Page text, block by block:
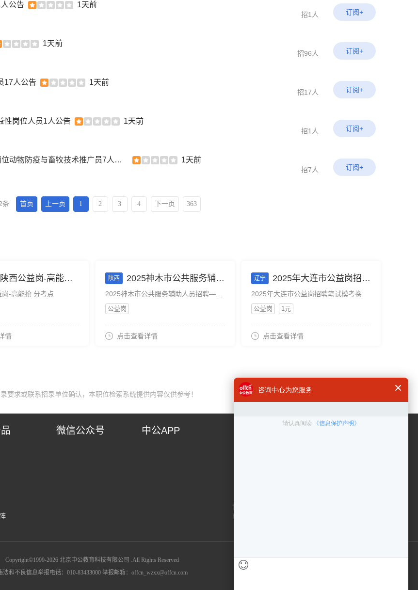
公告 1天前
招1人 订阅+
1天前
招96人 订阅+
17人公告 1天前
招17人 订阅+
性岗位人员1人公告 1天前
招1人 订阅+
2026湖北荆州市公安县招聘乡镇公益性服务“以钱养事”岗位动物防疫与畜牧技术推广员7人公告 1天前
招7人 订阅+
条 首页 上一页 1 2 3 4 下一页 363
公益岗-高能抢 分考点
-高能抢 分考点
情
陕西 2025神木市公共服务辅助人员招聘—考前重要分析
公益岗
点击查看详情
辽宁 2025年大连市公益岗招聘笔试模考卷
2025年大连市公益岗招聘笔试模考卷
公益岗 1元
点击查看详情
求或联系招录单位确认，本职位检索系统提供内容仅供参考！
微信公众号 中公APP
售后服务：010-83433000
商务合作：010-83432878
Copyright©1999-2026 北京中公教育科技有限公司 .All Rights Reserved
法和不良信息举报电话：010-83433000 举报邮箱：offcn_wzxx@offcn.com